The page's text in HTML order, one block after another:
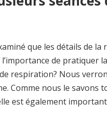
que les détails de
de pratiquer
respiration? Nous
Comme nous le savons
est également